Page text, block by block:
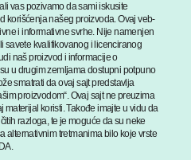
vas pozivamo da sami iskusite
korišćenja našeg proizvoda. Ovaj veb-
i informativne svrhe. Nije namenjen
savete kvalifikovanog i licenciranog
naš proizvod i informacije o
u drugim zemljama dostupni potpuno
smatrati da ovaj sajt predstavlja
proizvodom“. Ovaj sajt ne preuzima
koristi. Takođe imajte u vidu da
razloga, te je moguće da su neke
alternativnim tretmanima bilo koje vrste